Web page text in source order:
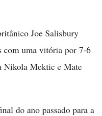
Joe Salisbury
com uma vitória por 7-6
Nikola Mektic e Mate
do ano passado para a